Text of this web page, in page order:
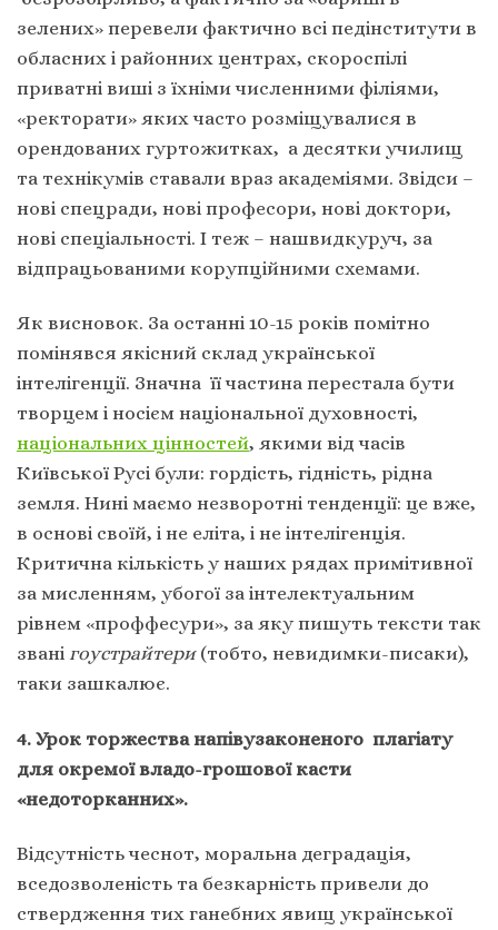
зелених» перевели фактично всі педінститути в
обласних і районних центрах, скороспілі
приватні виші з їхніми численними філіями,
«ректорати» яких часто розміщувалися в
орендованих гуртожитках, а десятки училищ
та технікумів ставали враз академіями. Звідси –
нові спецради, нові професори, нові доктори,
нові спеціальності. І теж – нашвидкуруч, за
відпрацьованими корупційними схемами.
Як висновок. За останні 10-15 років помітно
помінявся якісний склад української
інтелігенції. Значна її частина перестала бути
творцем і носієм національної духовності,
національних цінностей, якими від часів
Київської Русі були: гордість, гідність, рідна
земля. Нині маємо незворотні тенденції: це вже,
в основі своїй, і не еліта, і не інтелігенція.
Критична кількість у наших рядах примітивної
за мисленням, убогої за інтелектуальним
рівнем «проффесури», за яку пишуть тексти так
звані гоустрайтери(тобто, невидимки-писаки),
таки зашкалює.
4. Урок торжества напівузаконеного плагіату
для окремої владо-грошової касти
«недоторканних».
Відсутність чеснот, моральна деградація,
вседозволеність та безкарність привели до
ствердження тих ганебних явищ української